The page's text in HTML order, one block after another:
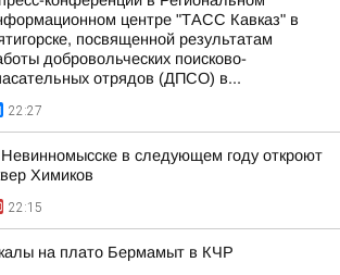
центре "ТАСС Кавказ" в
посвященной результатам
добровольческих поисково-
отрядов (ДПСО) в...
22:27
в следующем году откроют
Химиков
22:15
на плато Бермамыт в КЧР